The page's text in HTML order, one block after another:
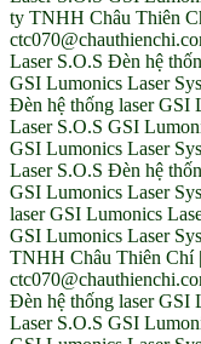
ty TNHH Châu Thiên
Laser S.O.S Đèn hệ
GSI Lumonics Laser
Đèn hệ thống laser GSI
Laser S.O.S GSI
GSI Lumonics Laser
Laser S.O.S Đèn hệ
GSI Lumonics Laser
laser GSI Lumonics
GSI Lumonics Laser
TNHH Châu Thiên Chí
Đèn hệ thống laser GSI
Laser S.O.S GSI